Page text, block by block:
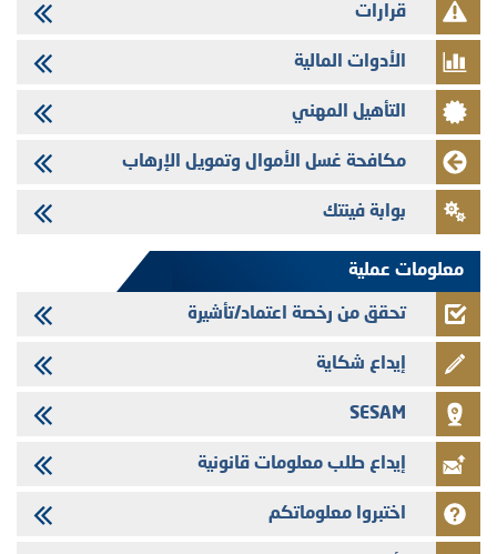
تنشر الهيئة المغربية لسوق الرساميل العدد الرابع عشر من مجلة سوق الرساميل
28/07/2026
Med Paper - تجاوز حد المساهمة 5%
24/07/2026
سندات شركات التمويل
24/07/2026
Jaida - التحيين السنوي لملف المعلومات المتعلق ببرنامج إصدار سندات
قرارات
الأدوات المالية
التأهيل المهني
مكافحة غسل الأموال وتمويل الإرهاب
بوابة فينتك
معلومات عملية
تحقق من رخصة اعتماد/تأشيرة
إيداع شكاية
SESAM
إيداع طلب معلومات قانونية
اختبروا معلوماتكم